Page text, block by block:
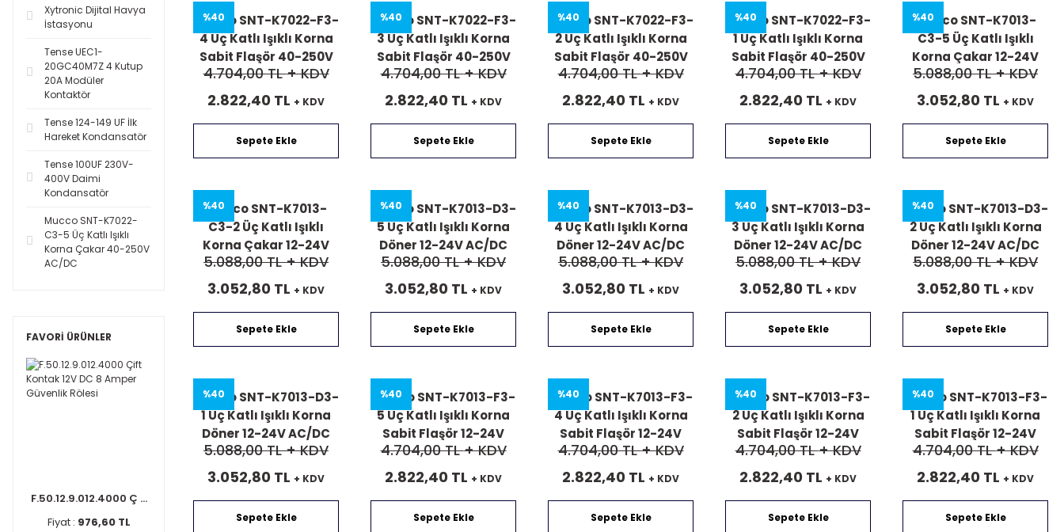
Xytronic Dijital Havya
İstasyonu
Tense UEC1-
20GC40M7Z 4 Kutup
20A Modüler
Kontaktör
Tense 124-149 UF İlk
Hareket Kondansatör
Tense 100UF 230V-
400V Daimi
Kondansatör
Mucco SNT-K7022-
C3-5 Üç Katlı Işıklı
Korna Çakar 40-250V
AC/DC
FAVORİ ÜRÜNLER
F.50.12.9.012.4000 Ç ...
Fiyat : 976,60 TL
%40
Mucco SNT-K7022-F3-
4 Üç Katlı Işıklı Korna
Sabit Flaşör 40-250V
AC/DC
4.704,00 TL+ KDV
2.822,40 TL + KDV
Sepete Ekle
%40
Mucco SNT-K7022-F3-
3 Üç Katlı Işıklı Korna
Sabit Flaşör 40-250V
AC/DC
4.704,00 TL+ KDV
2.822,40 TL + KDV
Sepete Ekle
%40
Mucco SNT-K7022-F3-
2 Üç Katlı Işıklı Korna
Sabit Flaşör 40-250V
AC/DC
4.704,00 TL+ KDV
2.822,40 TL + KDV
Sepete Ekle
%40
Mucco SNT-K7022-F3-
1 Üç Katlı Işıklı Korna
Sabit Flaşör 40-250V
AC/DC
4.704,00 TL+ KDV
2.822,40 TL + KDV
Sepete Ekle
%40
Mucco SNT-K7013-
C3-5 Üç Katlı Işıklı
Korna Çakar 12-24V
AC/DC
5.088,00 TL+ KDV
3.052,80 TL + KDV
Sepete Ekle
%40
Mucco SNT-K7013-
C3-2 Üç Katlı Işıklı
Korna Çakar 12-24V
AC/DC
5.088,00 TL+ KDV
3.052,80 TL + KDV
Sepete Ekle
%40
Mucco SNT-K7013-D3-
5 Üç Katlı Işıklı Korna
Döner 12-24V AC/DC
5.088,00 TL+ KDV
3.052,80 TL + KDV
Sepete Ekle
%40
Mucco SNT-K7013-D3-
4 Üç Katlı Işıklı Korna
Döner 12-24V AC/DC
5.088,00 TL+ KDV
3.052,80 TL + KDV
Sepete Ekle
%40
Mucco SNT-K7013-D3-
3 Üç Katlı Işıklı Korna
Döner 12-24V AC/DC
5.088,00 TL+ KDV
3.052,80 TL + KDV
Sepete Ekle
%40
Mucco SNT-K7013-D3-
2 Üç Katlı Işıklı Korna
Döner 12-24V AC/DC
5.088,00 TL+ KDV
3.052,80 TL + KDV
Sepete Ekle
%40
Mucco SNT-K7013-D3-
1 Üç Katlı Işıklı Korna
Döner 12-24V AC/DC
5.088,00 TL+ KDV
3.052,80 TL + KDV
Sepete Ekle
%40
Mucco SNT-K7013-F3-
5 Üç Katlı Işıklı Korna
Sabit Flaşör 12-24V
AC/DC
4.704,00 TL+ KDV
2.822,40 TL + KDV
Sepete Ekle
%40
Mucco SNT-K7013-F3-
4 Üç Katlı Işıklı Korna
Sabit Flaşör 12-24V
AC/DC
4.704,00 TL+ KDV
2.822,40 TL + KDV
Sepete Ekle
%40
Mucco SNT-K7013-F3-
2 Üç Katlı Işıklı Korna
Sabit Flaşör 12-24V
AC/DC
4.704,00 TL+ KDV
2.822,40 TL + KDV
Sepete Ekle
%40
Mucco SNT-K7013-F3-
1 Üç Katlı Işıklı Korna
Sabit Flaşör 12-24V
AC/DC
4.704,00 TL+ KDV
2.822,40 TL + KDV
Sepete Ekle